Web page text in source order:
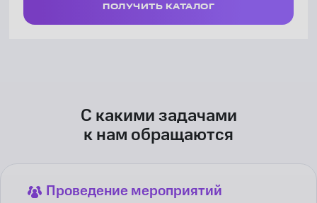
ПОЛУЧИТЬ КАТАЛОГ
Проведение мероприятий
С какими задачами
к нам обращаются